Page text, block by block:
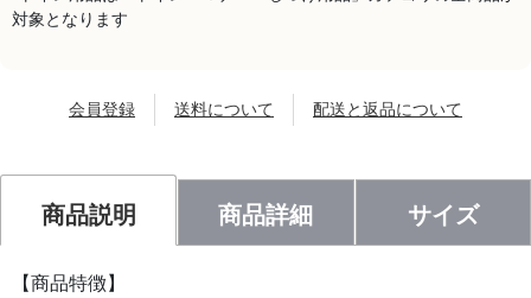
対象となります
会員登録 送料について 配送と返品について
商品説明 商品詳細 サイズ
【商品特徴】